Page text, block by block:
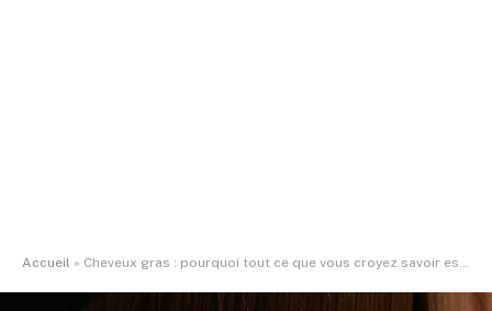
Accueil » Cheveux gras : pourquoi tout ce que vous croyez savoir est faux